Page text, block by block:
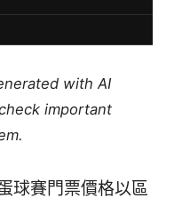
with AI
important
球賽門票價格以區